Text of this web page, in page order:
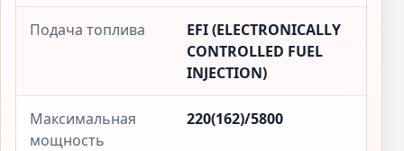
Подача топлива
EFI (ELECTRONICALLY
CONTROLLED FUEL
INJECTION)
Максимальная
мощность
220(162)/5800